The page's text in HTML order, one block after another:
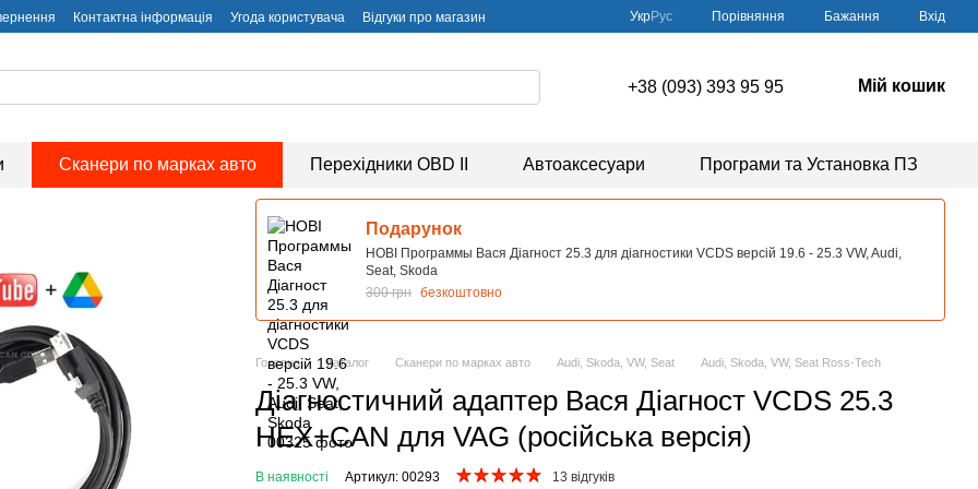
Контактна інформація Угода користувача Відгуки про магазин УкрРус Порівняння Бажання Вхід
+38 (093) 393 95 95 Мій кошик
Сканери по марках авто Перехідники OBD II Автоаксесуари Програми та Установка ПЗ
Подарунок
НОВІ Программы Вася Діагност 25.3 для діагностики VCDS версій 19.6 - 25.3 VW, Audi,
Seat, Skoda
300 грн безкоштовно
Головна Каталог Сканери по марках авто Audi, Skoda, VW, Seat Audi, Skoda, VW, Seat Ross-Tech
Діагностичний адаптер Вася Діагност VCDS 25.3
HEX+CAN для VAG (російська версія)
В наявності Артикул: 00293 13 відгуків